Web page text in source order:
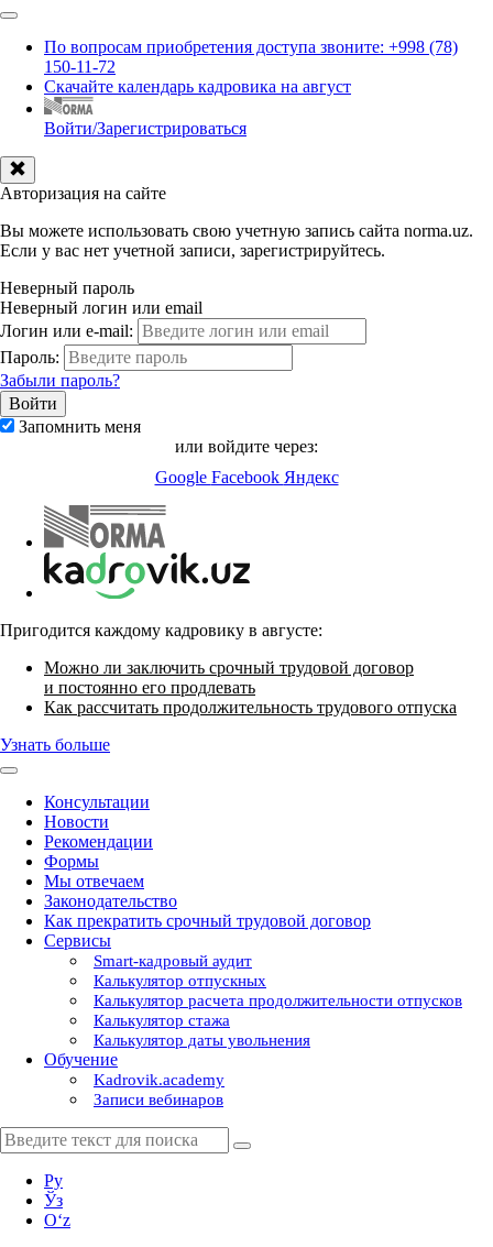
По вопросам приобретения доступа звоните: +998 (78)
150-11-72
Скачайте календарь кадровика на август
Войти/Зарегистрироваться
Авторизация на сайте
Вы можете использовать свою учетную запись сайта norma.uz.
Если у вас нет учетной записи, зарегистрируйтесь.
Неверный пароль
Неверный логин или email
Логин или e-mail:
Пароль:
Забыли пароль?
Запомнить меня
или войдите через:
Google Facebook Яндекс
Пригодится каждому кадровику в августе:
Можно ли заключить срочный трудовой договор
и постоянно его продлевать
Как рассчитать продолжительность трудового отпуска
Узнать больше
Консультации
Новости
Рекомендации
Формы
Мы отвечаем
Законодательство
Как прекратить срочный трудовой договор
Сервисы
Smart-кадровый аудит
Калькулятор отпускных
Калькулятор расчета продолжительности отпусков
Калькулятор стажа
Калькулятор даты увольнения
Обучение
Kadrovik.academy
Записи вебинаров
Ру
Ўз
Oʻz